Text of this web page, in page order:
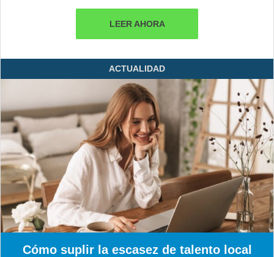
LEER AHORA
ACTUALIDAD
Cómo suplir la escasez de talento local